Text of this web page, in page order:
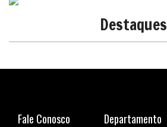
Destaques
Fale Conosco Departamento